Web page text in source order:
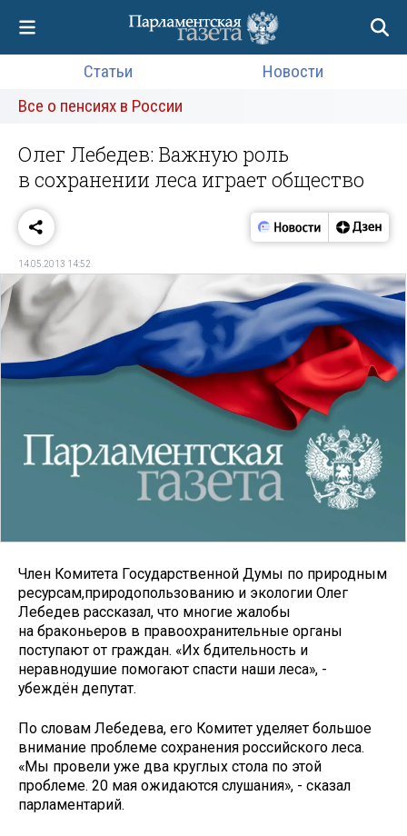
Статьи
Новости
Все о пенсиях в России
Олег Лебедев: Важную роль
в сохранении леса играет общество
14.05.2013 14:52
Член Комитета Государственной Думы по природным
ресурсам,природопользованию и экологии Олег
Лебедев рассказал, что многие жалобы
на браконьеров в правоохранительные органы
поступают от граждан. «Их бдительность и
неравнодушие помогают спасти наши леса», -
убеждён депутат.
По словам Лебедева, его Комитет уделяет большое
внимание проблеме сохранения российского леса.
«Мы провели уже два круглых стола по этой
проблеме. 20 мая ожидаются слушания», - сказал
парламентарий.